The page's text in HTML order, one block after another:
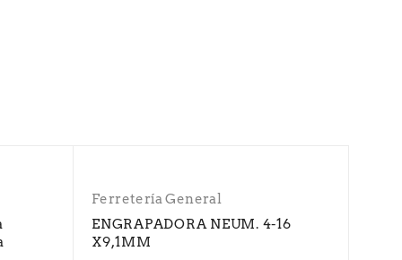
Ferretería General
ENGRAPADORA NEUM. 4-16
X9,1MM